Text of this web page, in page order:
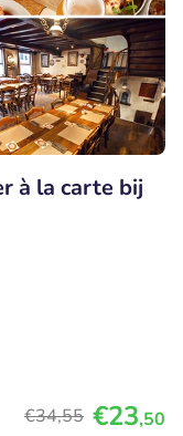
à la carte bij
€34,55 €23,50